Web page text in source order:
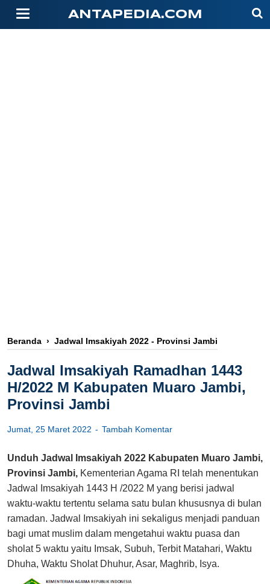
ANTAPEDIA.COM
Beranda › Jadwal Imsakiyah 2022 - Provinsi Jambi
Jadwal Imsakiyah Ramadhan 1443
H/2022 M Kabupaten Muaro Jambi,
Provinsi Jambi
Jumat, 25 Maret 2022 Tambah Komentar
Unduh Jadwal Imsakiyah 2022 Kabupaten Muaro Jambi,
Provinsi Jambi, Kementerian Agama RI telah menentukan
Jadwal Imsakiyah 1443 H /2022 M yang berisi jadwal
waktu-waktu tertentu selama satu bulan khususnya di bulan
ramadan. Jadwal Imsakiyah ini sekaligus menjadi panduan
bagi umat muslim dalam mengetahui waktu puasa dan
sholat 5 waktu yaitu Imsak, Subuh, Terbit Matahari, Waktu
Dhuha, Waktu Sholat Dhuhur, Asar, Maghrib, Isya.